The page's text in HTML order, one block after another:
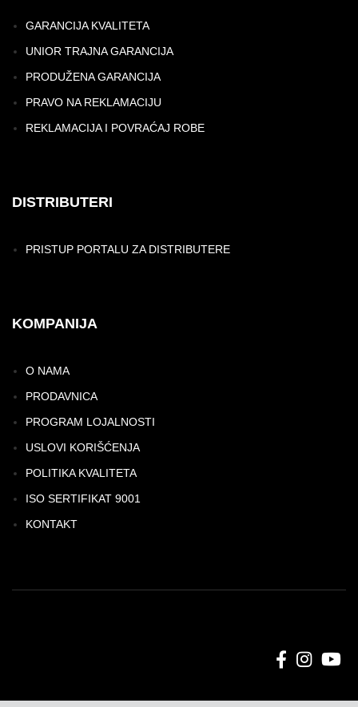
GARANCIJA KVALITETA
UNIOR TRAJNA GARANCIJA
PRODUŽENA GARANCIJA
PRAVO NA REKLAMACIJU
REKLAMACIJA I POVRAĆAJ ROBE
DISTRIBUTERI
PRISTUP PORTALU ZA DISTRIBUTERE
KOMPANIJA
O NAMA
PRODAVNICA
PROGRAM LOJALNOSTI
USLOVI KORIŠĆENJA
POLITIKA KVALITETA
ISO SERTIFIKAT 9001
KONTAKT